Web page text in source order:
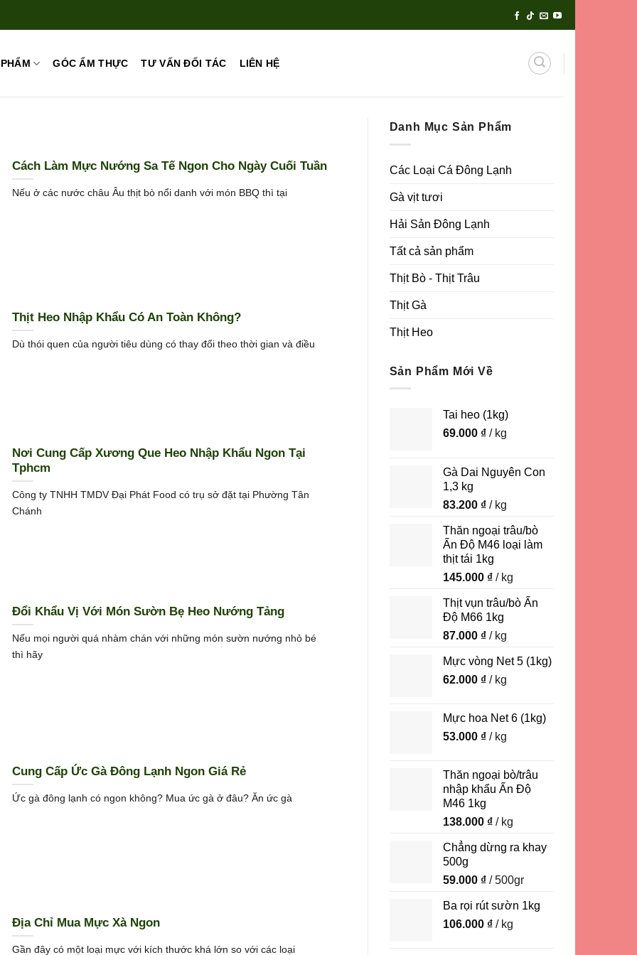
GÓC ẨM THỰC TƯ VẤN ĐỐI TÁC LIÊN HỆ
Cách Làm Mực Nướng Sa Tế Ngon Cho Ngày Cuối Tuần
Nếu ở các nước châu Âu thịt bò nổi danh với món BBQ thì tại
Thịt Heo Nhập Khẩu Có An Toàn Không?
Dù thói quen của người tiêu dùng có thay đổi theo thời gian và điều
Nơi Cung Cấp Xương Que Heo Nhập Khẩu Ngon Tại
Tphcm
Công ty TNHH TMDV Đại Phát Food có trụ sở đặt tại Phường Tân
Chánh
Đổi Khẩu Vị Với Món Sườn Bẹ Heo Nướng Tảng
Nếu mọi người quá nhàm chán với những món sườn nướng nhỏ bé
thì hãy
Cung Cấp Ức Gà Đông Lạnh Ngon Giá Rẻ
Ức gà đông lạnh có ngon không? Mua ức gà ở đâu? Ăn ức gà
Địa Chỉ Mua Mực Xà Ngon
Gần đây có một loại mực với kích thước khá lớn so với các loại
Danh Mục Sản Phẩm
Các Loại Cá Đông Lạnh
Gà vịt tươi
Hải Sản Đông Lạnh
Tất cả sản phẩm
Thịt Bò - Thịt Trâu
Thịt Gà
Thịt Heo
Sản Phẩm Mới Về
Tai heo (1kg)
69.000 ₫/ kg
Gà Dai Nguyên Con
1,3 kg
83.200 ₫/ kg
Thăn ngoại trâu/bò
Ấn Độ M46 loại làm
thịt tái 1kg
145.000 ₫/ kg
Thịt vụn trâu/bò Ấn
Độ M66 1kg
87.000 ₫/ kg
Mực vòng Net 5 (1kg)
62.000 ₫/ kg
Mực hoa Net 6 (1kg)
53.000 ₫/ kg
Thăn ngoại bò/trâu
nhập khẩu Ấn Độ
M46 1kg
138.000 ₫/ kg
Chẳng dừng ra khay
500g
59.000 ₫/ 500gr
Ba rọi rút sườn 1kg
106.000 ₫/ kg